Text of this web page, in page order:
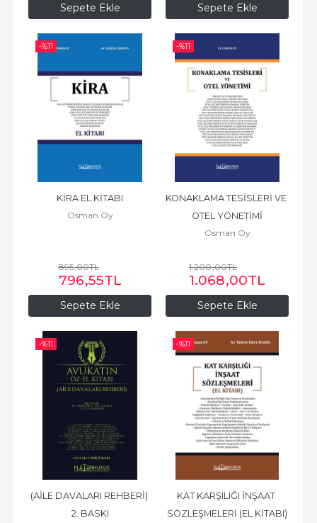
Sepete Ekle Sepete Ekle
-%11
Sepete Ekle
KİRA EL KİTABI
Osman Oy
895,00TL
796,55TL
-%11
Sepete Ekle
KONAKLAMA TESİSLERİ VE
OTEL YÖNETİMİ
Osman Oy
1.200,00TL
1.068,00TL
-%11
(AİLE DAVALARI REHBERİ)
2. BASKI
-%11
KAT KARŞILIĞI İNŞAAT
SÖZLEŞMELERİ (EL KİTABI)